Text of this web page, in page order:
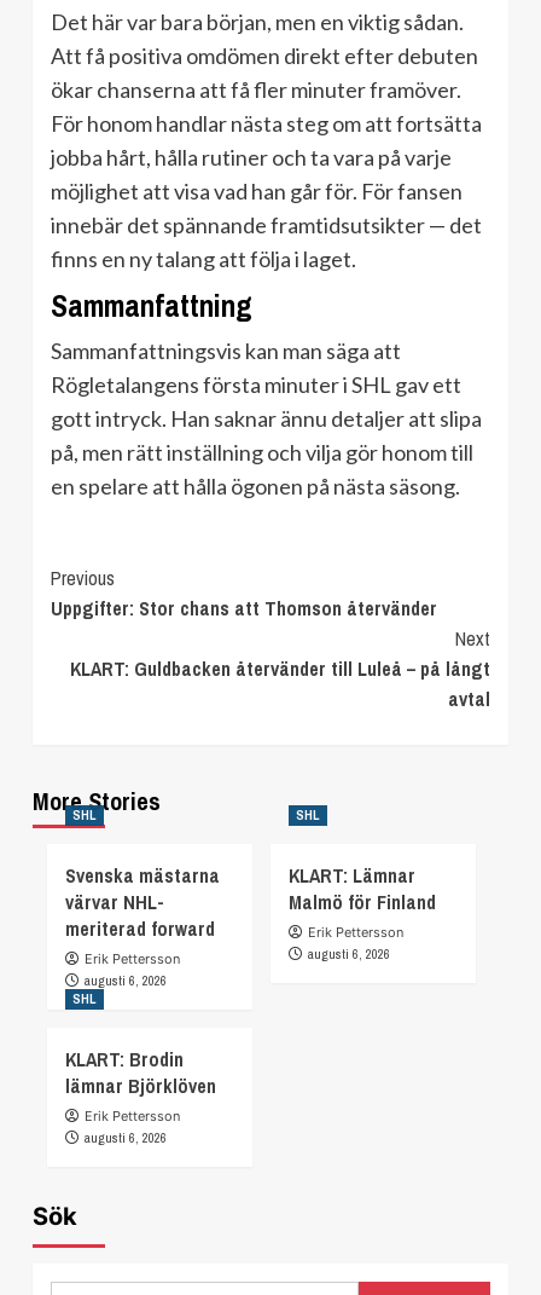
Det här var bara början, men en viktig sådan.
Att få positiva omdömen direkt efter debuten
ökar chanserna att få fler minuter framöver.
För honom handlar nästa steg om att fortsätta
jobba hårt, hålla rutiner och ta vara på varje
möjlighet att visa vad han går för. För fansen
innebär det spännande framtidsutsikter — det
finns en ny talang att följa i laget.
Sammanfattning
Sammanfattningsvis kan man säga att
Rögletalangens första minuter i SHL gav ett
gott intryck. Han saknar ännu detaljer att slipa
på, men rätt inställning och vilja gör honom till
en spelare att hålla ögonen på nästa säsong.
Continue
Reading
Previous
Uppgifter: Stor chans att Thomson återvänder
Next
KLART: Guldbacken återvänder till Luleå – på långt
avtal
More Stories
SHL
Svenska mästarna
värvar NHL-
meriterad forward
Erik Pettersson
augusti 6, 2026
SHL
KLART: Lämnar
Malmö för Finland
Erik Pettersson
augusti 6, 2026
SHL
KLART: Brodin
lämnar Björklöven
Erik Pettersson
augusti 6, 2026
Sök